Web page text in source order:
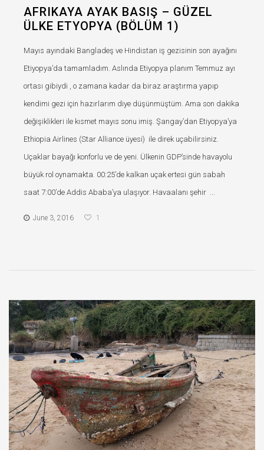
AFRIKAYA AYAK BASIŞ – GÜZEL
ÜLKE ETYOPYA (BÖLÜM 1)
Mayıs ayındaki Bangladeş ve Hindistan iş gezisinin son ayağını
Etiyopya’da tamamladım. Aslında Etiyopya planım Temmuz ayı
ortası gibiydi , o zamana kadar da biraz araştırma yapıp
kendimi gezi için hazırlarım diye düşünmüştüm. Ama son dakika
değişiklikleri ile kısmet mayıs sonu imiş. Şangay’dan Etiyopya’ya
Ethiopia Airlines (Star Alliance üyesi) ile direk uçabilirsiniz.
Uçaklar bayağı konforlu ve de yeni. Ülkenin GDP’sinde havayolu
büyük rol oynamakta. 00:25’de kalkan uçak ertesi gün sabah
saat 7:00’de Addis Ababa’ya ulaşıyor. Havaalanı şehir ...
June 3, 2016 1